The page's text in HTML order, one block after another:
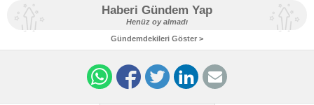
Haberi Gündem Yap
Henüz oy almadı
Gündemdekileri Göster >